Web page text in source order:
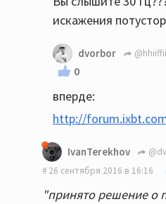
искажения
dvorbor @hhiiffii
0
вперде:
http://
IvanTerekhov
26 сентября 2016 в 16:16
"принято решение о